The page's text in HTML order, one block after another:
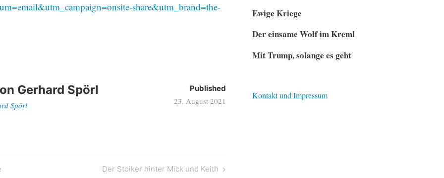
share&utm_brand=the-
Gerhard Spörl
Spörl
Published
23. August 2021
Next
Der Stoiker hinter Mick und Keith
Ewige Kriege
Der einsame Wolf im Kreml
Mit Trump, solange es geht
Kontakt und Impressum